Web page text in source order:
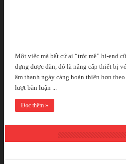
Một việc mà bất cứ ai “trót mê” hi-end
dựng được dàn, đó là nâng cấp thiết bị
âm thanh ngày càng hoàn thiện hơn
lượt bàn luận ...
Đọc thêm »
DANH MỤC